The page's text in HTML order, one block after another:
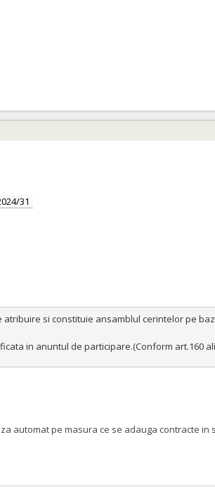
31
atribuire si constituie ansamblul cerintelor pe
in anuntul de participare.(Conform art.160
automat pe masura ce se adauga contracte in